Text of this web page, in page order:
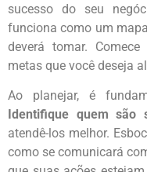
sucesso do seu
funciona como um
deverá tomar. Comece
metas que você deseja
Ao planejar, é
Identifique quem são
atendê-los melhor.
como se comunicará